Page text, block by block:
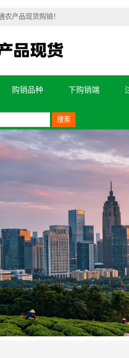
农产品现货购销！
购销品种 下购销端
搜索